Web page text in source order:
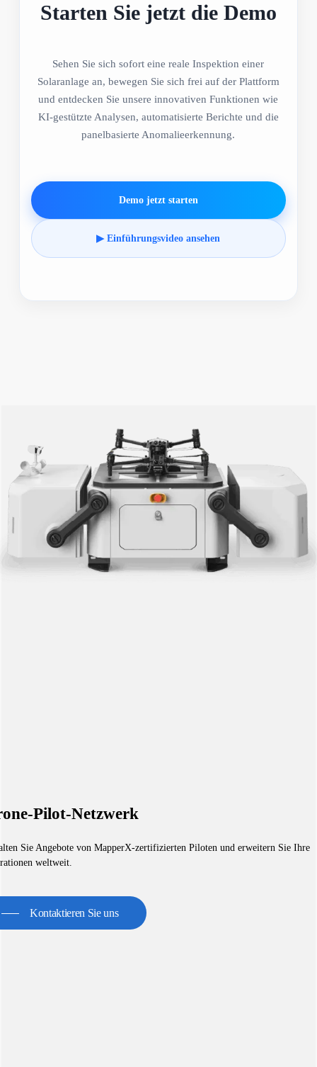
Starten Sie jetzt die Demo
Sehen Sie sich sofort eine reale Inspektion einer
Solaranlage an, bewegen Sie sich frei auf der Plattform
und entdecken Sie unsere innovativen Funktionen wie
KI-gestützte Analysen, automatisierte Berichte und die
panelbasierte Anomalieerkennung.
Demo jetzt starten
▶ Einführungsvideo ansehen
Pilot-Netzwerk
Sie Angebote von MapperX-zertifizierten Piloten und erweitern Sie Ihre
weltweit.
Kontaktieren Sie uns